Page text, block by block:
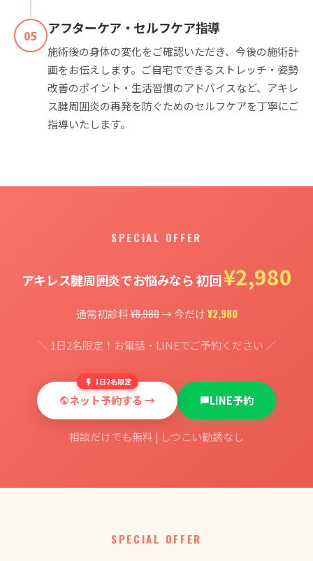
05 アフターケア・セルフケア指導
施術後の身体の変化をご確認いただき、今後の施術計
画をお伝えします。ご自宅でできるストレッチ・姿勢
改善のポイント・生活習慣のアドバイスなど、アキレ
ス腱周囲炎の再発を防ぐためのセルフケアを丁寧にご
指導いたします。
SPECIAL OFFER
アキレス腱周囲炎でお悩みなら 初回¥2,980
通常初診料¥8,980→ 今だけ¥2,980
＼ 1日2名限定！お電話・LINEでご予約ください ／
1日2名限定
ネット予約する → LINE予約
相談だけでも無料 | しつこい勧誘なし
SPECIAL OFFER